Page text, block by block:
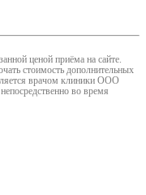
ценой приёма на сайте.
стоимость дополнительных
врачом клиники ООО
во время